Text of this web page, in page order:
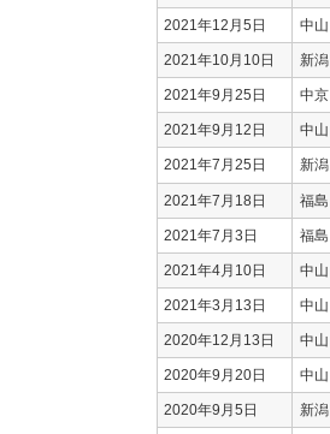
2021年12月5日 中山
2021年10月10日 新潟
2021年9月25日 中京
2021年9月12日 中山
2021年7月25日 新潟
2021年7月18日 福島
2021年7月3日 福島
2021年4月10日 中山
2021年3月13日 中山
2020年12月13日 中山
2020年9月20日 中山
2020年9月5日 新潟